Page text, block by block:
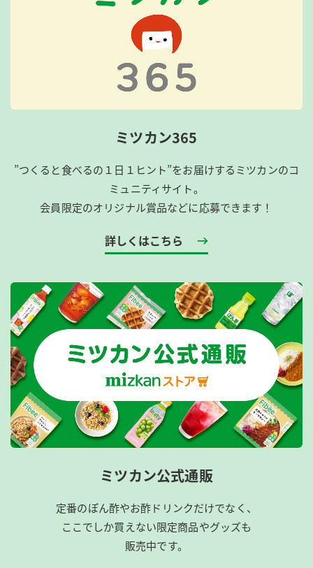
ミツカン365
”つくると食べるの１日１ヒント”をお届けするミツカンのコ
ミュニティサイト。
会員限定のオリジナル賞品などに応募できます！
詳しくはこちら
ミツカン公式通販
定番のぽん酢やお酢ドリンクだけでなく、
ここでしか買えない限定商品やグッズも
販売中です。